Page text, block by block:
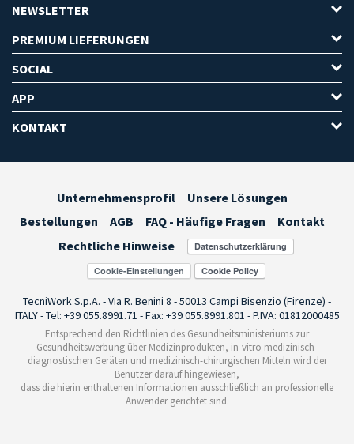
NEWSLETTER
PREMIUM LIEFERUNGEN
SOCIAL
APP
KONTAKT
Unternehmensprofil
Unsere Lösungen
Bestellungen
AGB FAQ - Häufige Fragen
Kontakt
Rechtliche Hinweise
Cookie-Einstellungen
TecniWork S.p.A. - Via R. Benini 8 - 50013 Campi Bisenzio (Firenze) -
ITALY - Tel: +39 055.8991.71 - Fax: +39 055.8991.801 - P.IVA: 01812000485
Entsprechend den Richtlinien des Gesundheitsministeriums zur
Gesundheitswerbung über Medizinprodukten, in-vitro medizinisch-
diagnostischen Geräten und medizinisch-chirurgischen Mitteln wird der
Benutzer darauf hingewiesen,
dass die hierin enthaltenen Informationen ausschließlich an professionelle
Anwender gerichtet sind.